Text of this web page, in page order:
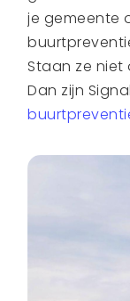
je gemeente
Staan ze
Dan zijn